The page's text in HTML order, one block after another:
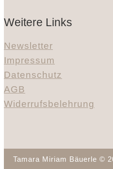
Weitere Links
Newsletter
Impressum
Datenschutz
AGB
Widerrufsbelehrung
Tamara Miriam Bäuerle ©